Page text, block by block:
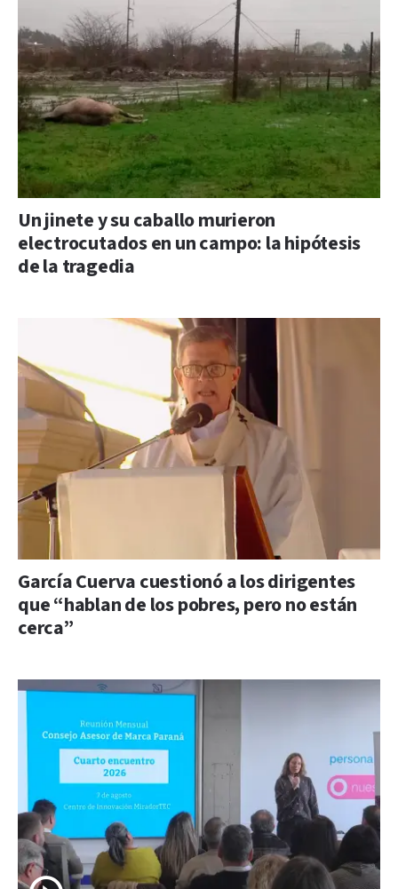
Un jinete y su caballo murieron
electrocutados en un campo: la hipótesis
de la tragedia
García Cuerva cuestionó a los dirigentes
que “hablan de los pobres, pero no están
cerca”